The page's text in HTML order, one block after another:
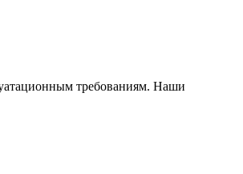
требованиям. Наши